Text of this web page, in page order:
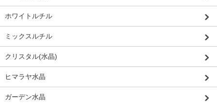
ホワイトルチル
ミックスルチル
クリスタル(水晶)
ヒマラヤ水晶
ガーデン水晶